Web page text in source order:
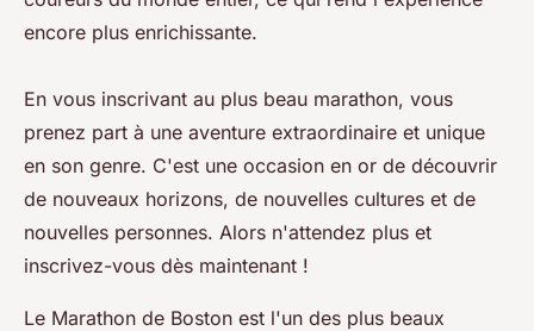
encore plus enrichissante.
En vous inscrivant au plus beau marathon, vous
prenez part à une aventure extraordinaire et unique
en son genre. C'est une occasion en or de découvrir
de nouveaux horizons, de nouvelles cultures et de
nouvelles personnes. Alors n'attendez plus et
inscrivez-vous dès maintenant !
Le Marathon de Boston est l'un des plus beaux